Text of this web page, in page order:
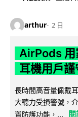
arthur 2 日
AirPods 用
耳機用戶
長時間高音量佩戴
大聽力受損警號，
置防護功能，...